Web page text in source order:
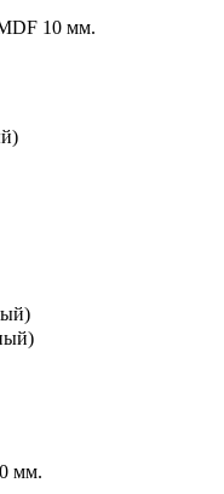
10 мм.
мм.